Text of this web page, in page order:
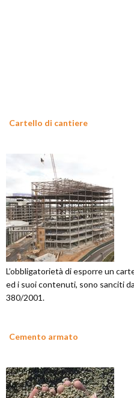
Cartello di cantiere
L’obbligatorietà di esporre un
ed i suoi contenuti, sono sanciti
380/2001.
Cemento armato